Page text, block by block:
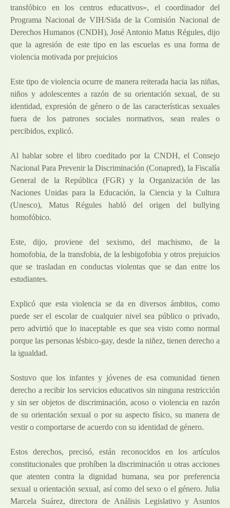
transfóbico en los centros educativos», el coordinador del
Programa Nacional de VIH/Sida de la Comisión Nacional de
Derechos Humanos (CNDH), José Antonio Matus Régules, dijo
que la agresión de este tipo en las escuelas es una forma de
violencia motivada por prejuicios
Este tipo de violencia ocurre de manera reiterada hacia las niñas,
niños y adolescentes a razón de su orientación sexual, de su
identidad, expresión de género o de las características sexuales
fuera de los patrones sociales normativos, sean reales o
percibidos, explicó.
Al hablar sobre el libro coeditado por la CNDH, el Consejo
Nacional Para Prevenir la Discriminación (Conapred), la Fiscalía
General de la República (FGR) y la Organización de las
Naciones Unidas para la Educación, la Ciencia y la Cultura
(Unesco), Matus Régules habló del origen del bullying
homofóbico.
Este, dijo, proviene del sexismo, del machismo, de la
homofobia, de la transfobia, de la lesbigofobia y otros prejuicios
que se trasladan en conductas violentas que se dan entre los
estudiantes.
Explicó que esta violencia se da en diversos ámbitos, como
puede ser el escolar de cualquier nivel sea público o privado,
pero advirtió que lo inaceptable es que sea visto como normal
porque las personas lésbico-gay, desde la niñez, tienen derecho a
la igualdad.
Sostuvo que los infantes y jóvenes de esa comunidad tienen
derecho a recibir los servicios educativos sin ninguna restricción
y sin ser objetos de discriminación, acoso o violencia en razón
de su orientación sexual o por su aspecto físico, su manera de
vestir o comportarse de acuerdo con su identidad de género.
Estos derechos, precisó, están reconocidos en los artículos
constitucionales que prohíben la discriminación u otras acciones
que atenten contra la dignidad humana, sea por preferencia
sexual u orientación sexual, así como del sexo o el género. Julia
Marcela Suárez, directora de Análisis Legislativo y Asuntos